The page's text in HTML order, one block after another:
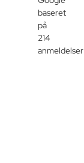
baseret
på
214
anmeldelser